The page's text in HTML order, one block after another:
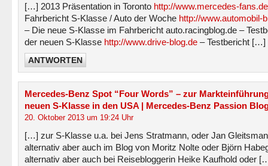
[…] 2013 Präsentation in Toronto http://www.mercedes-fans.de
Fahrbericht S-Klasse / Auto der Woche http://www.automobil-
– Die neue S-Klasse im Fahrbericht auto.racingblog.de –
der neuen S-Klasse http://www.drive-blog.de – Testbericht […]
ANTWORTEN
Mercedes-Benz Spot “Four Words” – zur
neuen S-Klasse in den USA | Mercedes-Benz Passion
20. Oktober 2013 um 19:24 Uhr
[…] zur S-Klasse u.a. bei Jens Stratmann, oder Jan
alternativ aber auch im Blog von Moritz Nolte oder Björn
alternativ aber auch bei Reisebloggerin Heike Kaufhold oder